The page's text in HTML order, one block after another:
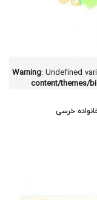
Warning: Undefined
content/themes/
خرسی